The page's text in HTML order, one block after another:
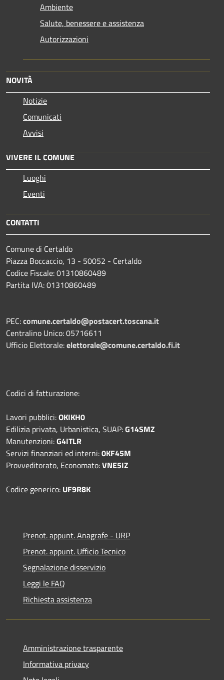
Ambiente
Salute, benessere e assistenza
Autorizzazioni
NOVITÀ
Notizie
Comunicati
Avvisi
VIVERE IL COMUNE
Luoghi
Eventi
CONTATTI
Comune di Certaldo
Piazza Boccaccio, 13 - 50052 - Certaldo
Codice Fiscale: 01310860489
Partita IVA: 01310860489
PEC:comune.certaldo@postacert.toscana.it
Centralino Unico: 05716611
Ufficio Elettorale:elettorale@comune.certaldo.fi.it
Codici di fatturazione:
Lavori pubblici:OKIKH0
Edilizia privata, Urbanistica, SUAP:G14SMZ
Manutenzioni:G4ITLR
Servizi finanziari ed interni:0KF45M
Provveditorato, Economato:VNE5IZ
Codice generico: UF9R8K
Prenot. appunt. Anagrafe - URP
Prenot. appunt. Ufficio Tecnico
Segnalazione disservizio
Leggi le FAQ
Richiesta assistenza
Amministrazione trasparente
Informativa privacy